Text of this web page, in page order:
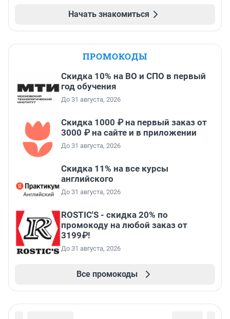
Начать знакомиться
ПРОМОКОДЫ
Скидка 10% на ВО и СПО в первый
год обучения
До 31 августа, 2026
Скидка 1000 ₽ на первый заказ от
3000 ₽ на сайте и в приложении
До 31 августа, 2026
Скидка 11% на все курсы
английского
До 31 августа, 2026
ROSTIC'S - скидка 20% по
промокоду на любой заказ от
3199₽!
До 31 августа, 2026
Все промокоды